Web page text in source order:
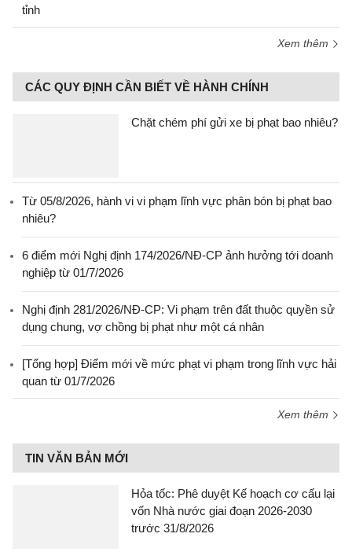
tỉnh
Xem thêm
CÁC QUY ĐỊNH CẦN BIẾT VỀ HÀNH CHÍNH
Chặt chém phí gửi xe bị phạt bao nhiêu?
Từ 05/8/2026, hành vi vi phạm lĩnh vực phân bón bị phạt bao
nhiêu?
6 điểm mới Nghị định 174/2026/NĐ-CP ảnh hưởng tới doanh
nghiệp từ 01/7/2026
Nghị định 281/2026/NĐ-CP: Vi phạm trên đất thuộc quyền sử
dụng chung, vợ chồng bị phạt như một cá nhân
[Tổng hợp] Điểm mới về mức phạt vi phạm trong lĩnh vực hải
quan từ 01/7/2026
Xem thêm
TIN VĂN BẢN MỚI
Hỏa tốc: Phê duyệt Kế hoạch cơ cấu lại
vốn Nhà nước giai đoạn 2026-2030
trước 31/8/2026